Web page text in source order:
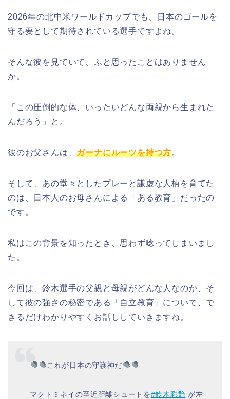
2026年の北中米ワールドカップでも、日本のゴールを
守る要として期待されている選手ですよね。
そんな彼を見ていて、ふと思ったことはありません
か。
「この圧倒的な体、いったいどんな両親から生まれた
んだろう」と。
彼のお父さんは、ガーナにルーツを持つ方。
そして、あの堂々としたプレーと謙虚な人柄を育てた
のは、日本人のお母さんによる「ある教育」だったの
です。
私はこの背景を知ったとき、思わず唸ってしまいまし
た。
今回は、鈴木選手の父親と母親がどんな人なのか、そ
して彼の強さの秘密である「自立教育」について、で
きるだけわかりやすくお話ししていきますね。
これが日本の守護神だ
マクトミネイの至近距離シュートを#鈴木彩艶 が左